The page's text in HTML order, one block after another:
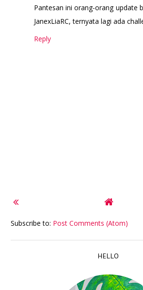
Pantesan ini orang-orang update
JanexLiaRC, ternyata lagi ada
Reply
Subscribe to: Post Comments (Atom)
HELLO